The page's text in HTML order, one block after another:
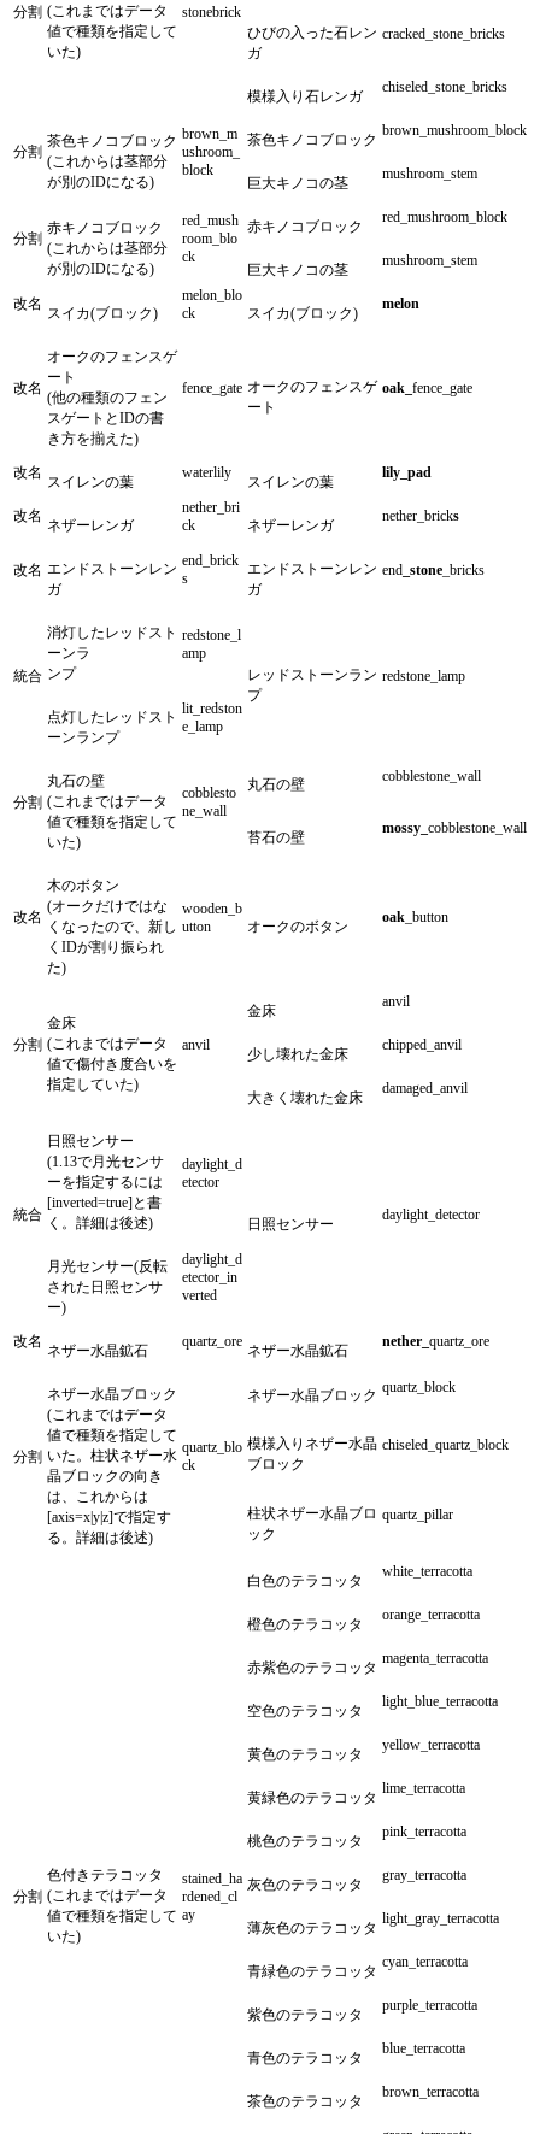
分割 (これまではデータ
値で種類を指定して
いた)
stonebrick
ひびの入った石レン
ガ
cracked_stone_bricks
模様入り石レンガ
chiseled_stone_bricks
分割
茶色キノコブロック
(これからは茎部分
が別のIDになる)
brown_m
ushroom_
block
茶色キノコブロック
brown_mushroom_block
巨大キノコの茎
mushroom_stem
分割
赤キノコブロック
(これからは茎部分
が別のIDになる)
red_mush
room_blo
ck
赤キノコブロック
red_mushroom_block
巨大キノコの茎
mushroom_stem
改名
スイカ(ブロック)
melon_blo
ck
スイカ(ブロック)
melon
改名
オークのフェンスゲ
ート
(他の種類のフェン
スゲートとIDの書
き方を揃えた)
fence_gate オークのフェンスゲ
ート
oak_ fence_gate
改名
スイレンの葉
waterlily
スイレンの葉
lily_pad
改名
ネザーレンガ
nether_bri
ck
ネザーレンガ
nether_bricks
改名 エンドストーンレン
ガ
end_brick
s
エンドストーンレン
ガ
end _stone _bricks
統合
消灯したレッドスト
ーンラ
ンプ
redstone_l
amp
レッドストーンラン
プ
redstone_lamp
点灯したレッドスト
ーンランプ
lit_redston
e_lamp
分割
丸石の壁
(これまではデータ
値で種類を指定して
いた)
cobblesto
ne_wall
丸石の壁 cobblestone_wall
苔石の壁
mossy_ cobblestone_wall
改名
木のボタン
(オークだけではな
くなったので、新し
くIDが割り振られ
た)
wooden_b
utton
オークのボタン
oak _button
分割
金床
(これまではデータ
値で傷付き度合いを
指定していた)
anvil
金床
anvil
少し壊れた金床
chipped_anvil
大きく壊れた金床
damaged_anvil
統合
日照センサー
(1.13で月光センサ
ーを指定するには
[inverted=true]と書
く。詳細は後述)
daylight_d
etector
日照センサー
daylight_detector
月光センサー(反転
された日照センサ
ー)
daylight_d
etector_in
verted
改名
ネザー水晶鉱石
quartz_ore
ネザー水晶鉱石
nether_ quartz_ore
分割
ネザー水晶ブロック
(これまではデータ
値で種類を指定して
いた。柱状ネザー水
晶ブロックの向き
は、これからは
[axis=x|y|z]で指定す
る。詳細は後述)
quartz_blo
ck
ネザー水晶ブロック quartz_block
模様入りネザー水晶
ブロック
chiseled_quartz_block
柱状ネザー水晶ブロ
ック
quartz_pillar
分割
色付きテラコッタ
(これまではデータ
値で種類を指定して
いた)
stained_ha
rdened_cl
ay
白色のテラコッタ
white_terracotta
橙色のテラコッタ
orange_terracotta
赤紫色のテラコッタ
magenta_terracotta
空色のテラコッタ
light_blue_terracotta
黄色のテラコッタ
yellow_terracotta
黄緑色のテラコッタ
lime_terracotta
桃色のテラコッタ
pink_terracotta
灰色のテラコッタ
gray_terracotta
薄灰色のテラコッタ
light_gray_terracotta
青緑色のテラコッタ
cyan_terracotta
紫色のテラコッタ
purple_terracotta
青色のテラコッタ
blue_terracotta
茶色のテラコッタ
brown_terracotta